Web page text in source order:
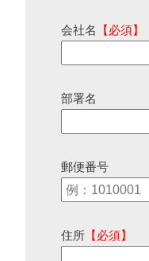
会社名 【必須】
部署名
郵便番号
住所 【必須】